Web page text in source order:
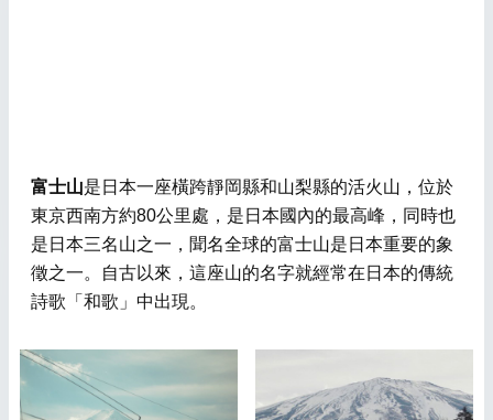
富士山是日本一座橫跨靜岡縣和山梨縣的活火山，位於
東京西南方約80公里處，是日本國內的最高峰，同時也
是日本三名山之一，聞名全球的富士山是日本重要的象
徵之一。自古以來，這座山的名字就經常在日本的傳統
詩歌「和歌」中出現。